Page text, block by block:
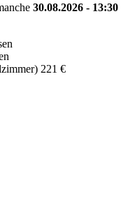
30.08.2026 - 13:30
221 €